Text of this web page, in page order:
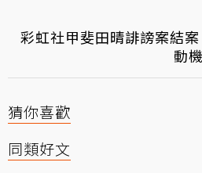
彩虹社甲斐田晴誹謗案結
動
猜你喜歡
同類好文